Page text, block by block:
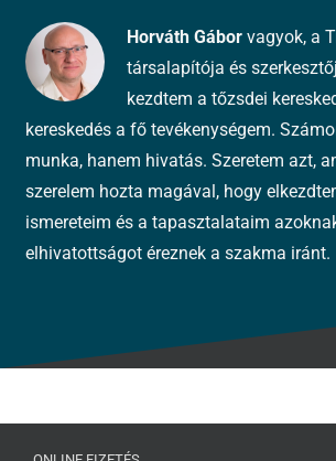
Horváth Gábor vagyok, a
társalapítója és
kezdtem a tőzsdei
kereskedés a fő tevékenységem.
munka, hanem hivatás. Szeretem azt,
szerelem hozta magával, hogy
ismereteim és a tapasztalataim
elhivatottságot éreznek a szakma iránt.